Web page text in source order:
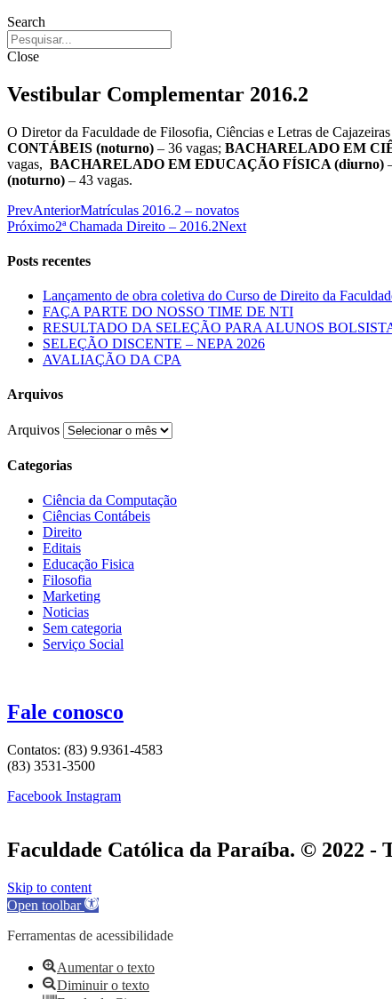
Search
Close
Vestibular Complementar 2016.2
O Diretor da Faculdade de Filosofia, Ciências e Letras de
CONTÁBEIS (noturno) – 36 vagas; BACHARELADO EM
vagas, BACHARELADO EM EDUCAÇÃO FÍSICA (diurno)
(noturno) – 43 vagas.
PrevAnteriorMatrículas 2016.2 – novatos
Próximo2ª Chamada Direito – 2016.2Next
Posts recentes
Lançamento de obra coletiva do Curso de Direito da
FAÇA PARTE DO NOSSO TIME DE NTI
RESULTADO DA SELEÇÃO PARA ALUNOS
SELEÇÃO DISCENTE – NEPA 2026
AVALIAÇÃO DA CPA
Arquivos
Arquivos
Categorias
Ciência da Computação
Ciências Contábeis
Direito
Editais
Educação Fisica
Filosofia
Marketing
Noticias
Sem categoria
Serviço Social
Fale conosco
Contatos: (83) 9.9361-4583
(83) 3531-3500
Facebook Instagram
Faculdade Católica da Paraíba. © 2022 -
Skip to content
Open toolbar
Ferramentas de acessibilidade
Aumentar o texto
Diminuir o texto